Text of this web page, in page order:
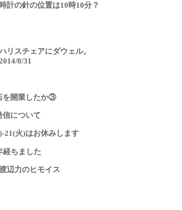
時計の針の位置は10時10分？
リスチェアにダウェル。
8/31
を開業したか③
信について
21(火)はお休みします
経ちました
辺力のヒモイス